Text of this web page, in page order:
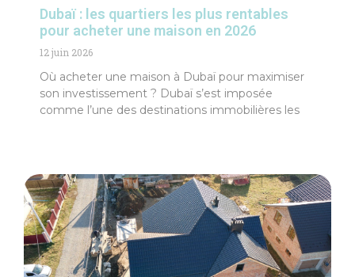
Dubaï : les quartiers les plus rentables
pour acheter une maison en 2026
12 juin 2026
Où acheter une maison à Dubaï pour maximiser
son investissement ? Dubaï s’est imposée
comme l’une des destinations immobilières les